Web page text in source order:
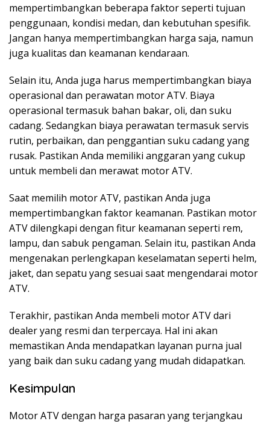
mempertimbangkan beberapa faktor seperti tujuan
penggunaan, kondisi medan, dan kebutuhan spesifik.
Jangan hanya mempertimbangkan harga saja, namun
juga kualitas dan keamanan kendaraan.
Selain itu, Anda juga harus mempertimbangkan biaya
operasional dan perawatan motor ATV. Biaya
operasional termasuk bahan bakar, oli, dan suku
cadang. Sedangkan biaya perawatan termasuk servis
rutin, perbaikan, dan penggantian suku cadang yang
rusak. Pastikan Anda memiliki anggaran yang cukup
untuk membeli dan merawat motor ATV.
Saat memilih motor ATV, pastikan Anda juga
mempertimbangkan faktor keamanan. Pastikan motor
ATV dilengkapi dengan fitur keamanan seperti rem,
lampu, dan sabuk pengaman. Selain itu, pastikan Anda
mengenakan perlengkapan keselamatan seperti helm,
jaket, dan sepatu yang sesuai saat mengendarai motor
ATV.
Terakhir, pastikan Anda membeli motor ATV dari
dealer yang resmi dan terpercaya. Hal ini akan
memastikan Anda mendapatkan layanan purna jual
yang baik dan suku cadang yang mudah didapatkan.
Kesimpulan
Motor ATV dengan harga pasaran yang terjangkau